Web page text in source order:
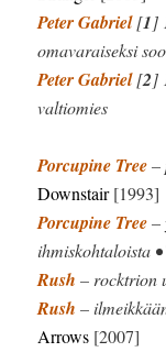
Peter Gabriel[1]
omavaraiseksi
Peter Gabriel[2]
valtiomies
Porcupine Tree–
Downstair[1993]
Porcupine Tree–
ihmiskohtaloista •
Rush – rocktrion
Rush –
Arrows [2007]